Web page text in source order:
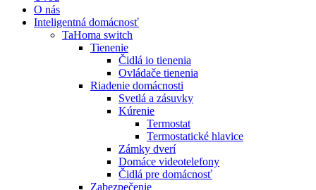
O nás
Inteligentná domácnosť
TaHoma switch
Tienenie
Čidlá io tienenia
Ovládače tienenia
Riadenie domácnosti
Svetlá a zásuvky
Kúrenie
Termostat
Termostatické hlavice
Zámky dverí
Domáce videotelefony
Čidlá pre domácnosť
Zabezpečenie